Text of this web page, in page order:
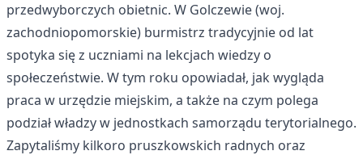
przedwyborczych obietnic. W Golczewie (woj.
zachodniopomorskie) burmistrz tradycyjnie od lat
spotyka się z uczniami na lekcjach wiedzy o
społeczeństwie. W tym roku opowiadał, jak wygląda
praca w urzędzie miejskim, a także na czym polega
podział władzy w jednostkach samorządu terytorialnego.
Zapytaliśmy kilkoro pruszkowskich radnych oraz